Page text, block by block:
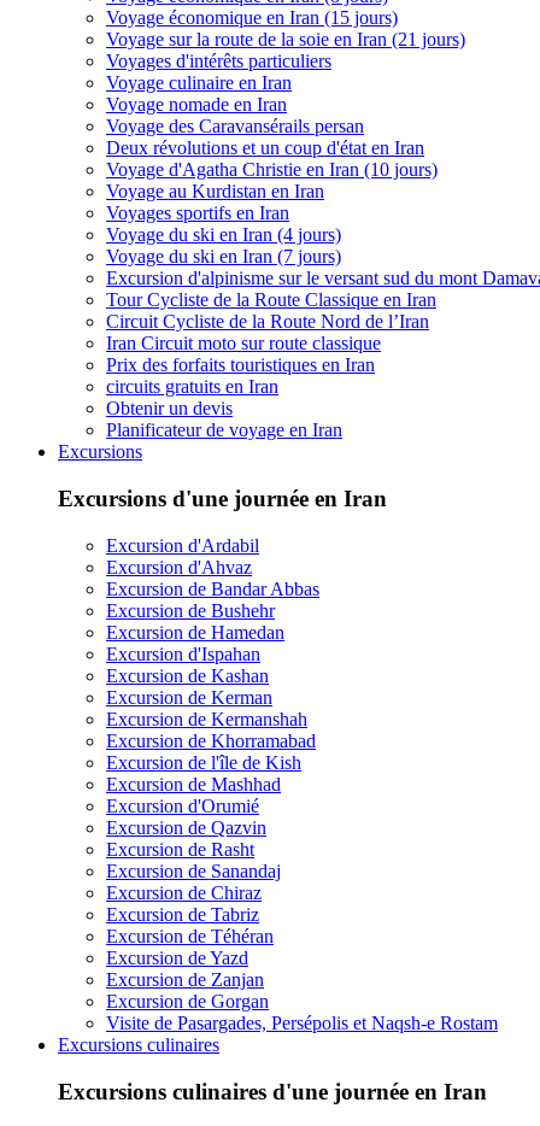
Voyage économique en Iran (15 jours)
Voyage sur la route de la soie en Iran (21 jours)
Voyages d'intérêts particuliers
Voyage culinaire en Iran
Voyage nomade en Iran
Voyage des Caravansérails persan
Deux révolutions et un coup d'état en Iran
Voyage d'Agatha Christie en Iran (10 jours)
Voyage au Kurdistan en Iran
Voyages sportifs en Iran
Voyage du ski en Iran (4 jours)
Voyage du ski en Iran (7 jours)
Excursion d'alpinisme sur le versant sud du mont
Tour Cycliste de la Route Classique en Iran
Circuit Cycliste de la Route Nord de l’Iran
Iran Circuit moto sur route classique
Prix des forfaits touristiques en Iran
circuits gratuits en Iran
Obtenir un devis
Planificateur de voyage en Iran
Excursions
Excursions d'une journée en Iran
Excursion d'Ardabil
Excursion d'Ahvaz
Excursion de Bandar Abbas
Excursion de Bushehr
Excursion de Hamedan
Excursion d'Ispahan
Excursion de Kashan
Excursion de Kerman
Excursion de Kermanshah
Excursion de Khorramabad
Excursion de l'île de Kish
Excursion de Mashhad
Excursion d'Orumié
Excursion de Qazvin
Excursion de Rasht
Excursion de Sanandaj
Excursion de Chiraz
Excursion de Tabriz
Excursion de Téhéran
Excursion de Yazd
Excursion de Zanjan
Excursion de Gorgan
Visite de Pasargades, Persépolis et Naqsh-e Rostam
Excursions culinaires
Excursions culinaires d'une journée en Iran